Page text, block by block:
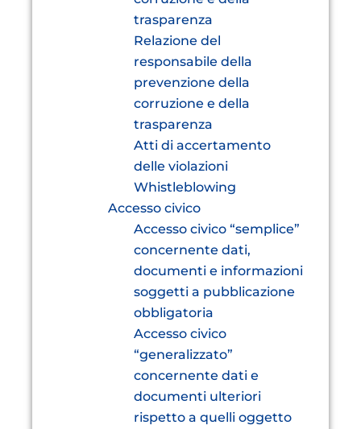
trasparenza
Relazione del
responsabile della
prevenzione della
corruzione e della
trasparenza
Atti di accertamento
delle violazioni
Whistleblowing
Accesso civico
Accesso civico “semplice”
concernente dati,
documenti e informazioni
soggetti a pubblicazione
obbligatoria
Accesso civico
“generalizzato”
concernente dati e
documenti ulteriori
rispetto a quelli oggetto